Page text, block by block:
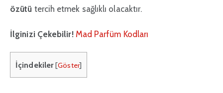
özütü tercih etmek sağlıklı olacaktır.
İlginizi Çekebilir! Mad Parfüm Kodları
İçindekiler [Göster]